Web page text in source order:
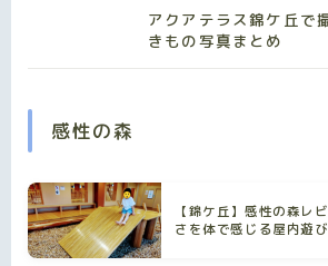
アクアテラス錦ケ丘で
きもの写真まとめ
感性の森
【錦ケ丘】感性の森レ
さを体で感じる屋内遊